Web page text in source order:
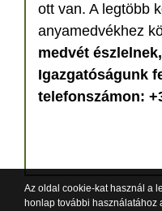
ott van. A legtöbb
anyamedvékhez
medvét
Igazgatóságunk
telefonszámon:
Az oldal cookie-kat használ a
honlap további használatához